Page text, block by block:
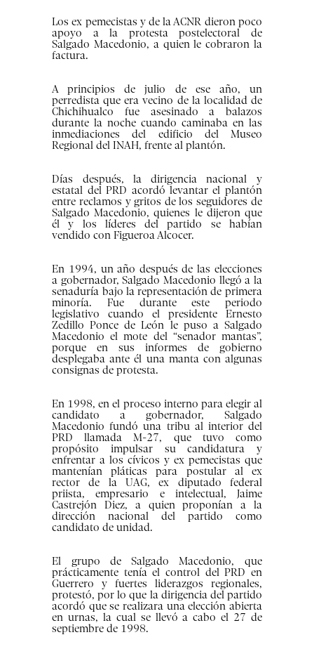
Los ex pemecistas y de la ACNR dieron poco
apoyo a la protesta postelectoral de
Salgado Macedonio, a quien le cobraron la
factura.
A principios de julio de ese año, un
perredista que era vecino de la localidad de
Chichihualco fue asesinado a balazos
durante la noche cuando caminaba en las
inmediaciones del edificio del Museo
Regional del INAH, frente al plantón.
Días después, la dirigencia nacional y
estatal del PRD acordó levantar el plantón
entre reclamos y gritos de los seguidores de
Salgado Macedonio, quienes le dijeron que
él y los líderes del partido se habían
vendido con Figueroa Alcocer.
En 1994, un año después de las elecciones
a gobernador, Salgado Macedonio llegó a la
senaduría bajo la representación de primera
minoría. Fue durante este periodo
legislativo cuando el presidente Ernesto
Zedillo Ponce de León le puso a Salgado
Macedonio el mote del “senador mantas”,
porque en sus informes de gobierno
desplegaba ante él una manta con algunas
consignas de protesta.
En 1998, en el proceso interno para elegir al
candidato a gobernador, Salgado
Macedonio fundó una tribu al interior del
PRD llamada M-27, que tuvo como
propósito impulsar su candidatura y
enfrentar a los cívicos y ex pemecistas que
mantenían pláticas para postular al ex
rector de la UAG, ex diputado federal
priista, empresario e intelectual, Jaime
Castrejón Diez, a quien proponían a la
dirección nacional del partido como
candidato de unidad.
El grupo de Salgado Macedonio, que
prácticamente tenía el control del PRD en
Guerrero y fuertes liderazgos regionales,
protestó, por lo que la dirigencia del partido
acordó que se realizara una elección abierta
en urnas, la cual se llevó a cabo el 27 de
septiembre de 1998.